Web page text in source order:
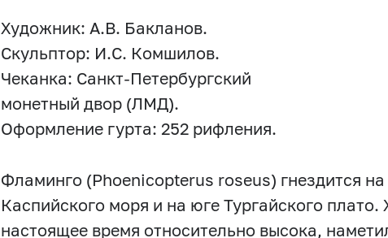
Художник: А.В. Бакланов.
Скульптор: И.С. Комшилов.
Чеканка: Санкт-Петербургский
монетный двор (ЛМД).
Оформление гурта: 252 рифления.
Фламинго (Phoenicopterus roseus) гнездится
Каспийского моря и на юге Тургайского
настоящее время относительно высока,